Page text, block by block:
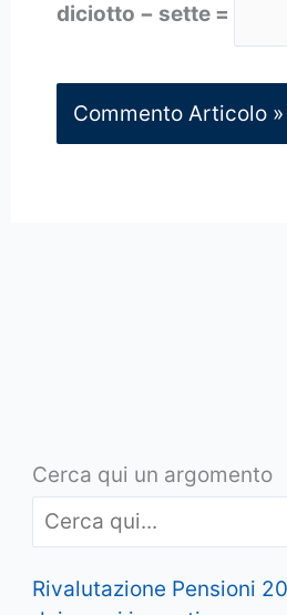
diciotto − sette =
Cerca qui un argomento
Rivalutazione Pensioni